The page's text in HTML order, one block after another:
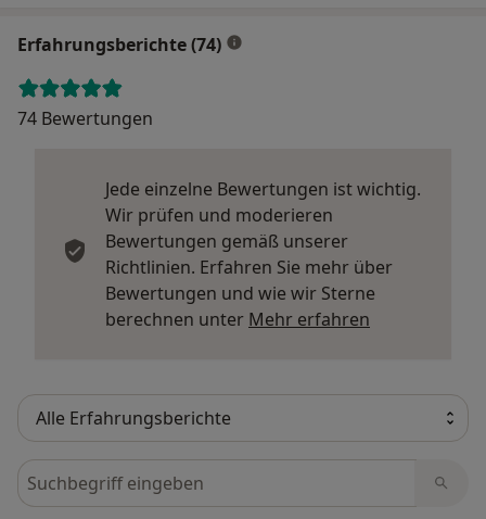
Erfahrungsberichte (74)
74 Bewertungen
Jede einzelne Bewertungen ist wichtig.
Wir prüfen und moderieren
Bewertungen gemäß unserer
Richtlinien. Erfahren Sie mehr über
Bewertungen und wie wir Sterne
berechnen unter Mehr erfahren
Bewertungen durchsuchen